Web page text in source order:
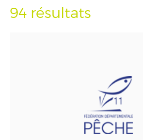
94 résultats